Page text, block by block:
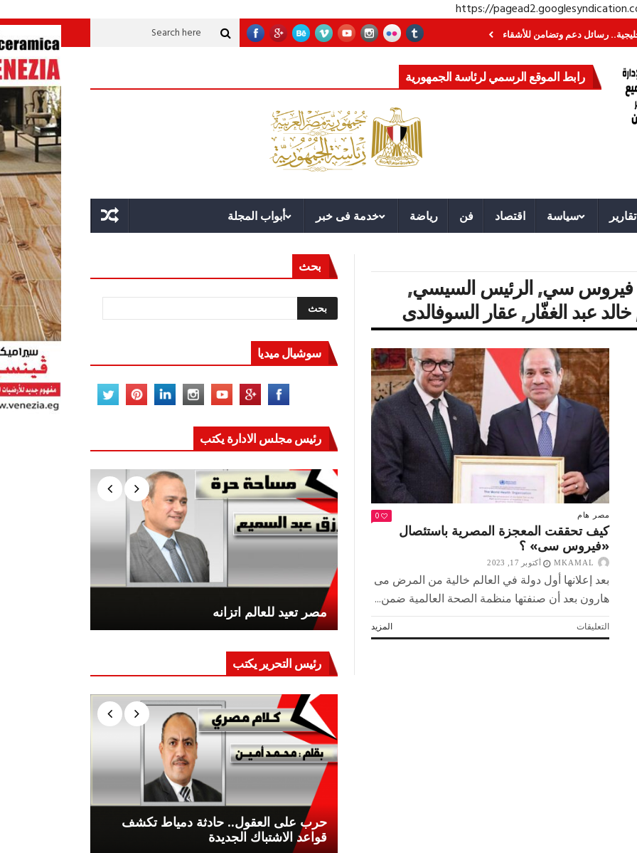
https://
دعم وتضامن للأشقاء جهاز مستقبل مصر نموذجا.. لماذا تُنشئ الدول كيانات تنموية عملاقة؟ قوة الدولة.. عندما يصبح التخطيط خط الدفاع الأول
رابط الموقع الرسمي لرئاسة الجمهورية
تقارير سياسة اقتصاد فن رياضة خدمة فى خبر أبواب المجلة
فيروس سي, الرئيس السيسي,
خالد عبد الغفّار,عقار السوفالدى
مصر هام 0
كيف تحققت المعجزة المصرية باستئصال
«فيروس سى» ؟
MKAMAL أكتوبر 17, 2023
بعد إعلانها أول دولة في العالم خالية من المرض مى
هارون بعد أن صنفتها منظمة الصحة العالمية ضمن...
المزيد التعليقاتعلى
كيف
بحث
سوشيال ميديا
رئيس مجلس الادارة يكتب
مصر تعيد للعالم اتزانه أكتوبر «النصر» و«المجلة»
رئيس التحرير يكتب
حرب على العقول.. حادثة دمياط تكشف
قواعد الاشتباك الجديدة